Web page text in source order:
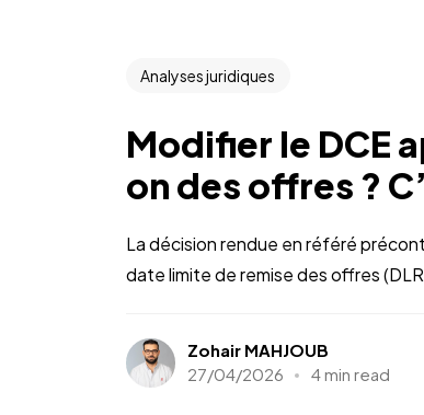
Analyses juridiques
Modifier le DCE
on des offres ?
La décision rendue en référé
date limite de remise des offres
Zohair MAHJOUB
27/04/2026
4 min read